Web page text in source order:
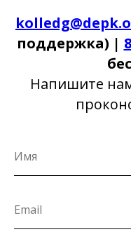
поддержка) |
Напишите